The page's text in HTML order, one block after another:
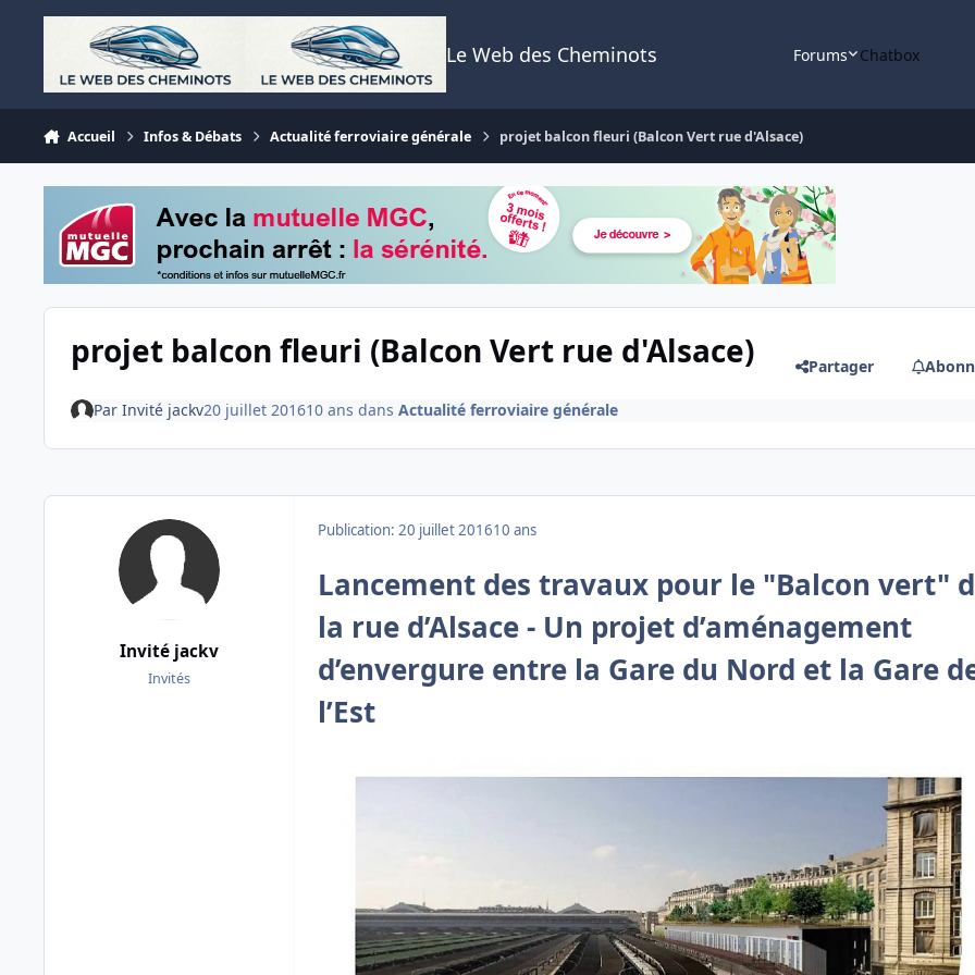
Aller au contenu
Le Web des Cheminots Forums Chatbox
Accueil Infos & Débats Actualité ferroviaire générale projet balcon fleuri (Balcon Vert rue d'Alsace)
projet balcon fleuri (Balcon Vert rue d'Alsace) Partager
Par Invité jackv20 juillet 201610 ans dans Actualité ferroviaire générale
Invité jackv
Invités
Publication: 20 juillet 201610 ans
Lancement des travaux pour le "Balcon vert"
la rue d’Alsace - Un projet d’aménagement
d’envergure entre la Gare du Nord et la Gare
l’Est